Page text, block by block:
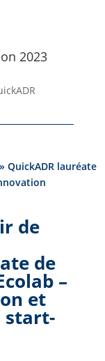
2023
»QuickADR lauréate
de
de
–
et
start-